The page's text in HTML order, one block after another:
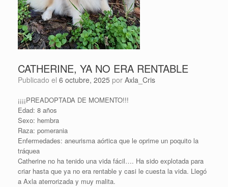
CATHERINE, YA NO ERA RENTABLE
Publicado el 6 octubre, 2025 por Axla_Cris
¡¡¡¡PREADOPTADA DE MOMENTO!!!
Edad: 8 años
Sexo: hembra
Raza: pomerania
Enfermedades: aneurisma aórtica que le oprime un poquito la
tráquea
Catherine no ha tenido una vida fácil…. Ha sido explotada para
criar hasta que ya no era rentable y casi le cuesta la vida. Llegó
a Axla aterrorizada y muy malita.